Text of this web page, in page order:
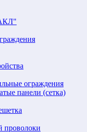
ограждения
панели (сетка)